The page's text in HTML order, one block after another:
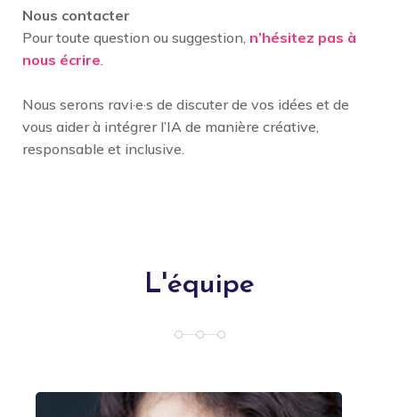
Nous contacter
Pour toute question ou suggestion, n’hésitez pas à
nous écrire.
Nous serons ravi·e·s de discuter de vos idées et de
vous aider à intégrer l’IA de manière créative,
responsable et inclusive.
L'équipe